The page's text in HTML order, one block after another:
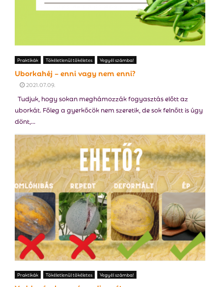
Praktikák Tökéletlenül tökéletes Vegyél számba!
Uborkahéj – enni vagy nem enni?
2021.07.09.
Tudjuk, hogy sokan meghámozzák fogyasztás előtt az
uborkát. Főleg a gyerkőcök nem szeretik, de sok felnőtt is úgy
dönt,...
Praktikák Tökéletlenül tökéletes Vegyél számba!